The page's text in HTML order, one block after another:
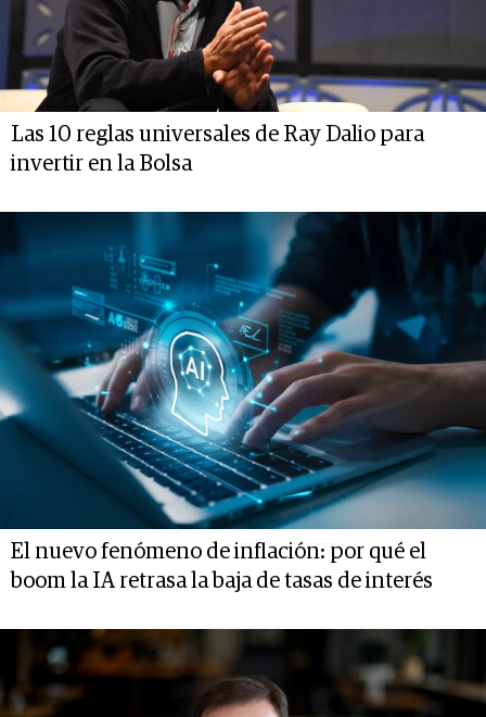
Las 10 reglas universales de Ray Dalio para
invertir en la Bolsa
El nuevo fenómeno de inflación: por qué el
boom la IA retrasa la baja de tasas de interés